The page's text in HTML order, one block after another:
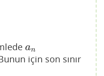
an
an
için son sınır